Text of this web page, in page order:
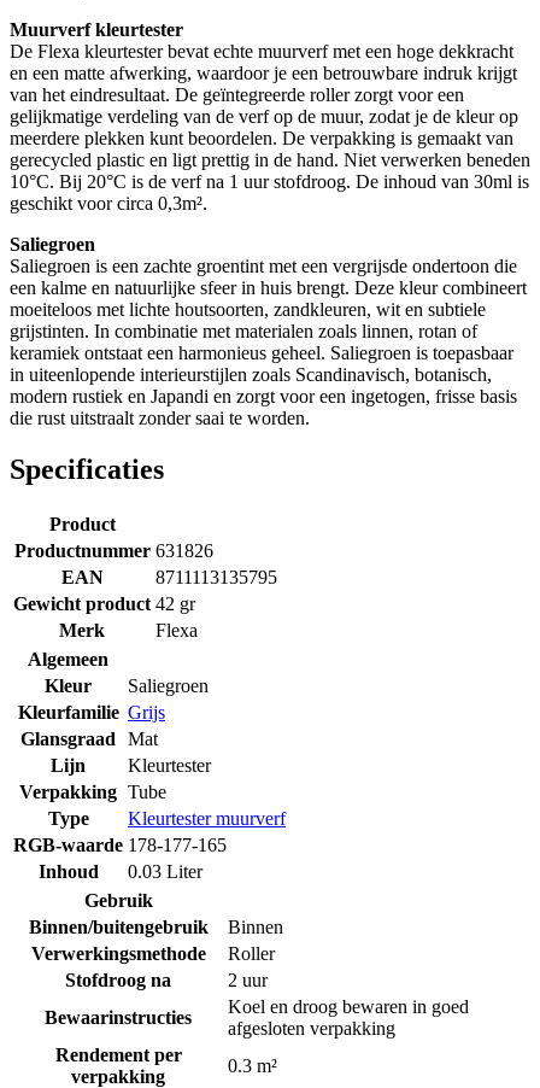
Muurverf kleurtester
De Flexa kleurtester bevat echte muurverf met een hoge dekkracht
en een matte afwerking, waardoor je een betrouwbare indruk krijgt
van het eindresultaat. De geïntegreerde roller zorgt voor een
gelijkmatige verdeling van de verf op de muur, zodat je de kleur op
meerdere plekken kunt beoordelen. De verpakking is gemaakt van
gerecycled plastic en ligt prettig in de hand. Niet verwerken beneden
10°C. Bij 20°C is de verf na 1 uur stofdroog. De inhoud van 30ml is
geschikt voor circa 0,3m².
Saliegroen
Saliegroen is een zachte groentint met een vergrijsde ondertoon die
een kalme en natuurlijke sfeer in huis brengt. Deze kleur combineert
moeiteloos met lichte houtsoorten, zandkleuren, wit en subtiele
grijstinten. In combinatie met materialen zoals linnen, rotan of
keramiek ontstaat een harmonieus geheel. Saliegroen is toepasbaar
in uiteenlopende interieurstijlen zoals Scandinavisch, botanisch,
modern rustiek en Japandi en zorgt voor een ingetogen, frisse basis
die rust uitstraalt zonder saai te worden.
Specificaties
Product
Productnummer 631826
EAN
8711113135795
Gewicht product 42 gr
Merk
Flexa
Algemeen
Kleur
Saliegroen
Kleurfamilie Grijs
Glansgraad
Mat
Lijn
Kleurtester
Verpakking Tube
Type
Kleurtester muurverf
RGB-waarde 178-177-165
Inhoud
0.03 Liter
Gebruik
Binnen/buitengebruik
Binnen
Verwerkingsmethode
Roller
Stofdroog na
2 uur
Bewaarinstructies
Koel en droog bewaren in goed
afgesloten verpakking
Rendement per
verpakking
0.3 m²